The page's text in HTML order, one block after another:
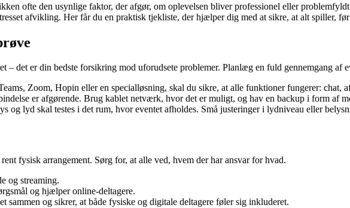
ofte den usynlige faktor, der afgør, om oplevelsen bliver professionel eller
afvikling. Her får du en praktisk tjekliste, der hjælper dig med at sikre, at alt spiller,
– det er din bedste forsikring mod uforudsete problemer. Planlæg en fuld gennemgang af
Zoom, Hopin eller en specialløsning, skal du sikre, at alle funktioner fungerer: chat,
er afgørende. Brug kablet netværk, hvor det er muligt, og hav en backup i form af
og lyd skal testes i det rum, hvor eventet afholdes. Små justeringer i lydniveau eller
fysisk arrangement. Sørg for, at alle ved, hvem der har ansvar for hvad.
og streaming.
og hjælper online-deltagere.
sammen og sikrer, at både fysiske og digitale deltagere føler sig inkluderet.